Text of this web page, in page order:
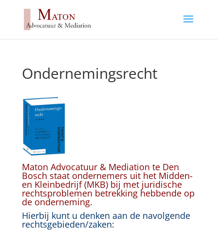
Ondernemingsrecht
Maton Advocatuur & Mediation te Den
Bosch staat ondernemers uit het Midden-
en Kleinbedrijf (MKB) bij met juridische
rechtsproblemen betrekking hebbende op
de onderneming.
Hierbij kunt u denken aan de navolgende
rechtsgebieden/zaken: